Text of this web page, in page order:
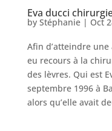
Obésité
chirurgiens
FAQ
Eva ducci
by Stéphanie| Oct
Afin d’atteindre une
eu recours à la
des lèvres. Qui est
septembre 1996 à
alors qu’elle avait